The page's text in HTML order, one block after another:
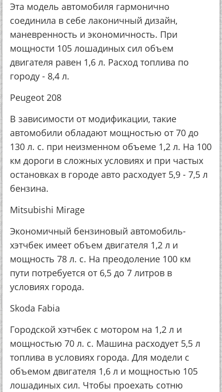
Эта модель автомобиля гармонично
соединила в себе лаконичный дизайн,
маневренность и экономичность. При
мощности 105 лошадиных сил объем
двигателя равен 1,6 л. Расход топлива по
городу - 8,4 л.
Peugeot 208
В зависимости от модификации, такие
автомобили обладают мощностью от 70 до
130 л. с. при неизменном объеме 1,2 л. На 100
км дороги в сложных условиях и при частых
остановках в городе авто расходует 5,9 - 7,5 л
бензина.
Mitsubishi Mirage
Экономичный бензиновый автомобиль-
хэтчбек имеет объем двигателя 1,2 л и
мощность 78 л. с. На преодоление 100 км
пути потребуется от 6,5 до 7 литров в
условиях города.
Skoda Fabia
Городской хэтчбек с мотором на 1,2 л и
мощностью 70 л. с. Машина расходует 5,5 л
топлива в условиях города. Для модели с
объемом двигателя 1,6 л и мощностью 105
лошадиных сил. Чтобы проехать сотню